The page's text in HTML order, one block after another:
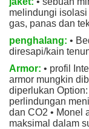
melindungi
gas, panas dan
penghalang: •
diresapi/kain
Armor: • profil
armor mungkin
diperlukan
perlindungan
dan CO2 • Monel
maksimal dalam